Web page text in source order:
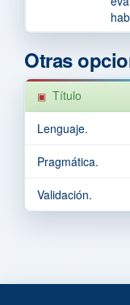
Otras
Título
Lenguaje.
Pragmática.
Validación.